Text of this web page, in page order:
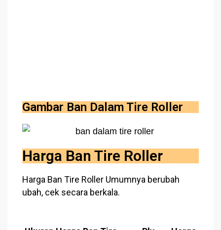
Gambar Ban Dalam Tire Roller
Harga Ban Tire Roller
Harga Ban Tire Roller Umumnya berubah
ubah, cek secara berkala.